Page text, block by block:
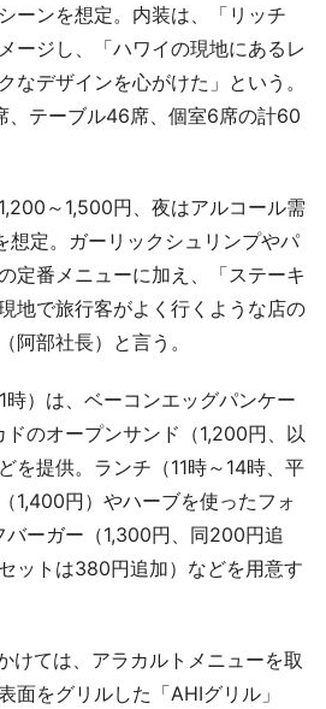
ーンを想定。内装は、「リッチ
ージし、「ハワイの現地にあるレ
なデザインを心がけた」という。
、テーブル46席、個室6席の計60
～1,500円、夜はアルコール需
想定。ガーリックシュリンプやパ
定番メニューに加え、「ステーキ
地で旅行客がよく行くような店の
阿部社長）と言う。
）は、ベーコンエッグパンケー
のオープンサンド（1,200円、以
を提供。ランチ（11時～14時、平
1,400円）やハーブを使ったフォ
ーガー（1,300円、同200円追
ットは380円追加）などを用意す
けては、アラカルトメニューを取
面をグリルした「AHIグリル」